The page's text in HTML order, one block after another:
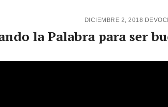
DICIEMBRE 2, 2018
la Palabra para ser